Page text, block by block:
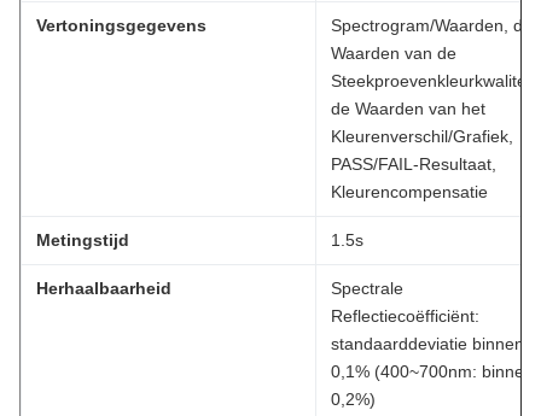
Vertoningsgegevens
Spectrogram/Waarden, de
Waarden van de
Steekproevenkleurkwaliteit,
de Waarden van het
Kleurenverschil/Grafiek,
PASS/FAIL-Resultaat,
Kleurencompensatie
Metingstijd 1.5s
Herhaalbaarheid
Spectrale
Reflectiecoëfficiënt:
standaarddeviatie binnen
0,1% (400~700nm: binnen
0,2%)